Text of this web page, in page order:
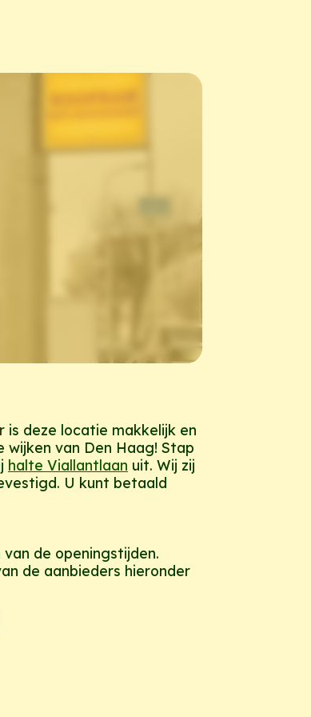
is deze locatie makkelijk en
van Den Haag! Stap
halte Viallantlaan uit. Wij zij
U kunt betaald
de openingstijden.
de aanbieders hieronder